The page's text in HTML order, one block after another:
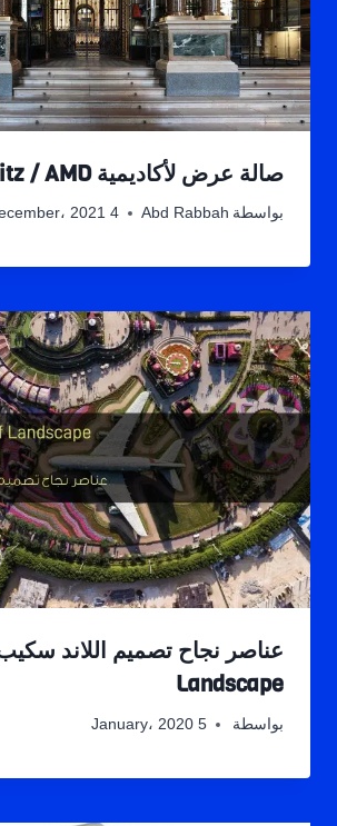
صالة عرض لأكاديمية Stieglitz / AMD
بواسطة Abd Rabbah 4 December، 2021
عناصر نجاح تصميم اللاند
Landscape
بواسطة 5 January، 2020